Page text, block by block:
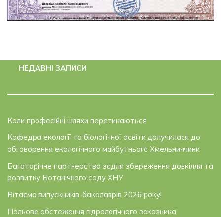
НЕДАВНІ ЗАПИСИ
Коли професійні шляхи перетинаються
Кафедра екології та біологічної освіти долучилася до
обговорення екологічного майбутнього Хмельниччини
Багаторічне партнерство задля збереження довкілля та
розвитку Ботанічного саду ХНУ
Вітаємо випускників-бакалаврів 2026 року!
Польове обстеження гідрологічного заказника